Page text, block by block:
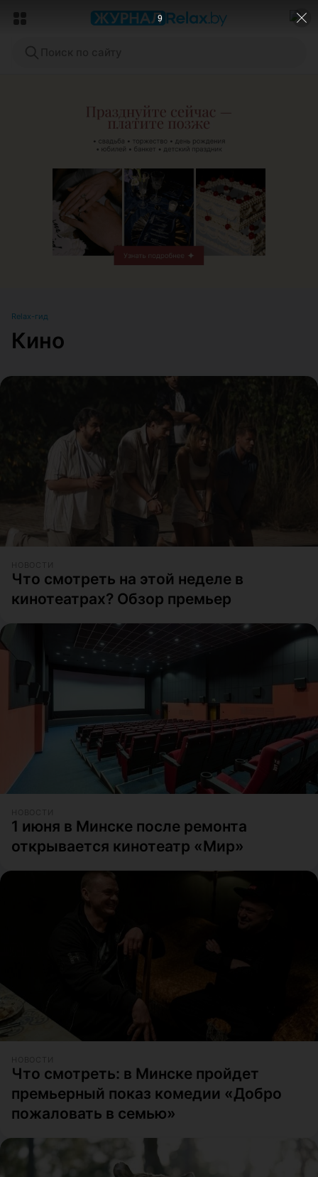
ЭФФЕКТИВНАЯ РЕКЛАМА НА САЙТЕ
Relax-гид
Кино
Что смотреть на этой неделе в
кинотеатрах? Обзор премьер
1 июня в Минске после ремонта
открывается кинотеатр «Мир»
Что смотреть: в Минске пройдет
премьерный показ комедии «Добро
пожаловать в семью»
6